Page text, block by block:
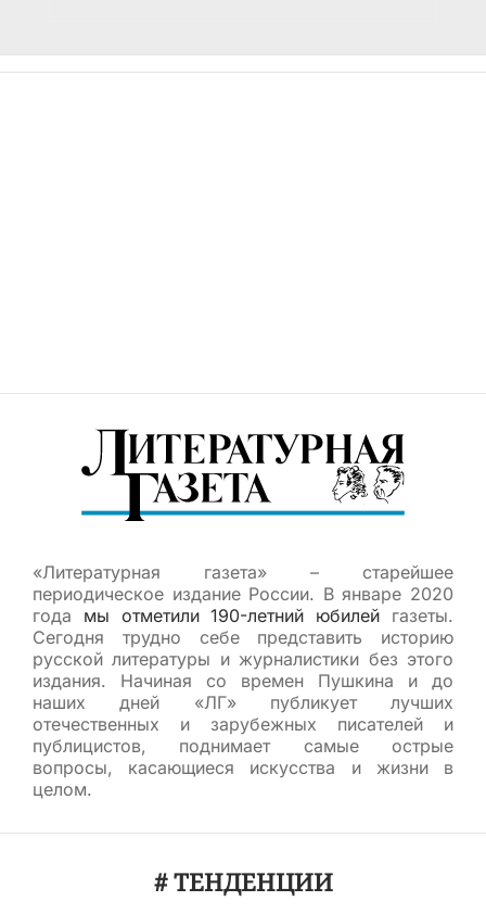
«Литературная газета» – старейшее
периодическое издание России. В январе 2020
года мы отметили 190-летний юбилей газеты.
Сегодня трудно себе представить историю
русской литературы и журналистики без этого
издания. Начиная со времен Пушкина и до
наших дней «ЛГ» публикует лучших
отечественных и зарубежных писателей и
публицистов, поднимает самые острые
вопросы, касающиеся искусства и жизни в
целом.
# ТЕНДЕНЦИИ